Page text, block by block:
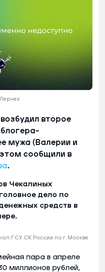
второе
мужа (Валерии и
сообщили в
.
Чекалиных
дело по
средств в
ГСУ СК России по г. Москве
пара в апреле
миллионов рублей,